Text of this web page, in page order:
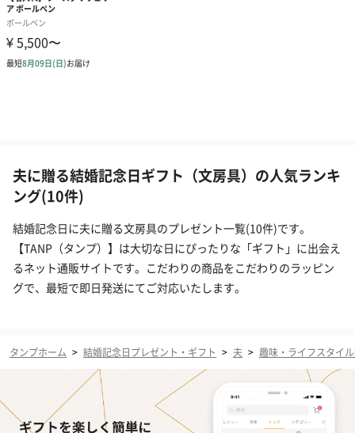
夫に贈る結婚記念日ギフト（文房具）の人気ランキ
ング(10件)
結婚記念日に夫に贈る文房具のプレゼント一覧(10件)です。
【TANP（タンプ）】は大切な日にぴったりな「ギフト」に出会え
るネット通販サイトです。こだわりの商品をこだわりのラッピン
グで、最短で即日発送にてご対応いたします。
タンプホーム > 結婚記念日プレゼント・ギフト > 夫 > 趣味・ライフスタイ